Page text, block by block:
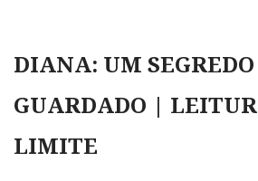
DIANA: UM
GUARDADO |
LIMITE